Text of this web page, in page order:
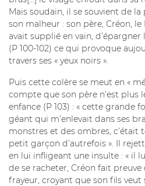
Mais soudain, il se souvient de la
son malheur : son père, Créon,
avait supplié en vain, d’épargner
(P 100-102) ce qui provoque
travers ses « yeux noirs ».
Puis cette colère se meut en «
compte que son père n’est plus
enfance (P 103) : « cette grande
géant qui m’enlevait dans ses
monstres et des ombres, c’était
petit garçon d’autrefois ». Il
en lui infligeant une insulte : « il
de se racheter, Créon fait
frayeur, croyant que son fils veut